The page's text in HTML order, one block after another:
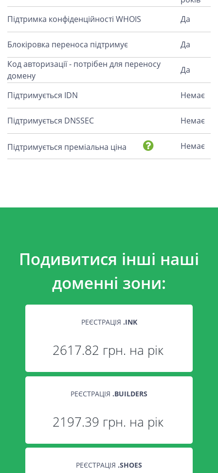
Підтримка конфіденційності WHOIS
Да
Блокіровка переноса підтримує
Да
Код авторизації - потрібен для переносу
домену
Да
Підтримується IDN Немає
Підтримується DNSSEC Немає
Підтримується преміальна ціна Немає
Подивитися інші наші
доменні зони:
РЕЄСТРАЦІЯ .INK
2617.82 грн. на рік
РЕЄСТРАЦІЯ .BUILDERS
2197.39 грн. на рік
РЕЄСТРАЦІЯ .SHOES